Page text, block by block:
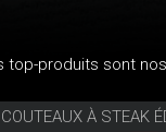
produits sont